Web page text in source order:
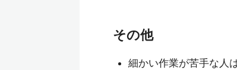
その他
細かい作業が苦手な人